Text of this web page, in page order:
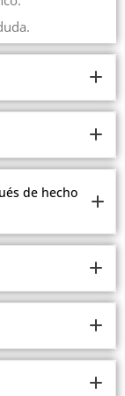
que
todas las
y
de hecho
de 2 a 15
aledañas.
de